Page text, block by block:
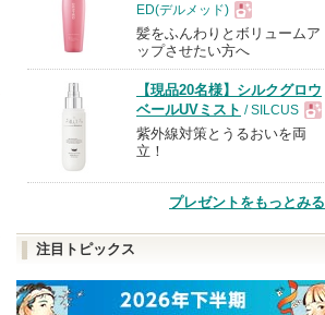
ED(デルメッド)
現
品
髪をふんわりとボリュームア
ップさせたい方へ
【現品20名様】シルクグロウ
ベールUVミスト / SILCUS
現
品
紫外線対策とうるおいを両
立！
プレゼントをもっとみる
注目トピックス